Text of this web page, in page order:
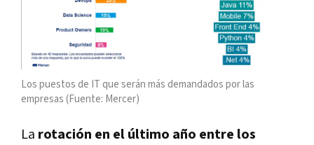
Los puestos de IT que serán más demandados por las
empresas (Fuente: Mercer)
La rotación en el último año entre los